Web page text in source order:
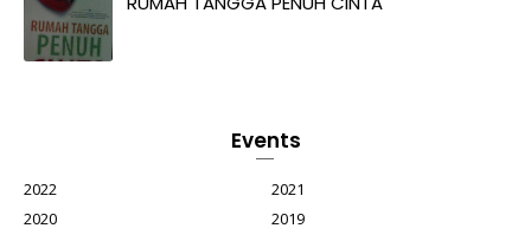
Events
2022
2021
2020
2019